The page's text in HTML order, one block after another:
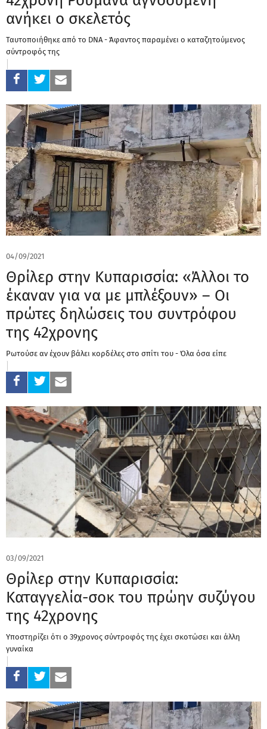
ανήκει ο σκελετός
Ταυτοποιήθηκε από το DNA - Άφαντος παραμένει ο καταζητούμενος
σύντροφός της
04/09/2021
Θρίλερ στην Κυπαρισσία: «Άλλοι το
έκαναν για να με μπλέξουν» – Οι
πρώτες δηλώσεις του συντρόφου
της 42χρονης
Ρωτούσε αν έχουν βάλει κορδέλες στο σπίτι του - Όλα όσα είπε
03/09/2021
Θρίλερ στην Κυπαρισσία:
Καταγγελία-σοκ του πρώην συζύγου
της 42χρονης
Υποστηρίζει ότι ο 39χρονος σύντροφός της έχει σκοτώσει και άλλη
γυναίκα